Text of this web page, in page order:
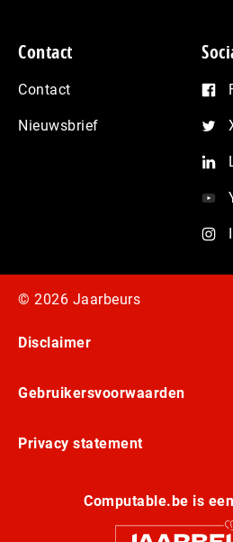
Contact
Contact
Nieuwsbrief
© 2026 Jaarbeurs
Disclaimer
Gebruikersvoorwaarden
Privacy statement
Computable.be is